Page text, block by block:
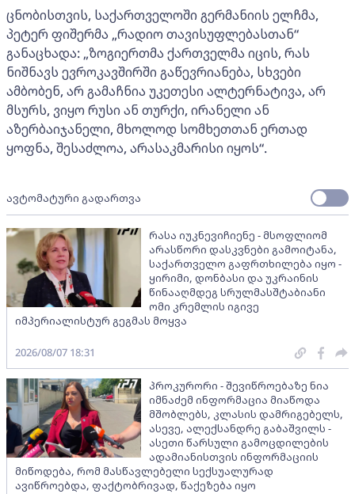
ცნობისთვის, საქართველოში გერმანიის ელჩმა,
პეტერ ფიშერმა „რადიო თავისუფლებასთან“
განაცხადა: „ზოგიერთმა ქართველმა იცის, რას
ნიშნავს ევროკავშირში გაწევრიანება, სხვები
ამბობენ, არ გამაჩნია უკეთესი ალტერნატივა, არ
მსურს, ვიყო რუსი ან თურქი, ირანელი ან
აზერბაიჯანელი, მხოლოდ სომხეთთან ერთად
ყოფნა, შესაძლოა, არასაკმარისი იყოს“.
ავტომატური გადართვა
რასა იუკნევიჩიენე - მსოფლიომ
არასწორი დასკვნები გამოიტანა,
საქართველო გაფრთხილება იყო -
ყირიმი, დონბასი და უკრაინის
წინააღმდეგ სრულმასშტაბიანი
ომი კრემლის იგივე
იმპერიალისტურ გეგმას მოყვა
2026/08/07 18:31
პროკურორი - შევიწროებაზე ნია
იმნაძემ ინფორმაცია მიაწოდა
მშობლებს, კლასის დამრიგებელს,
ასევე, ალექსანდრე გაბაშვილს -
ასეთი წარსული გამოცდილების
ადამიანისთვის ინფორმაციის
მიწოდება, რომ მასწავლებელი სექსუალურად
ავიწროებდა, ფაქტობრივად, წაქეზება იყო